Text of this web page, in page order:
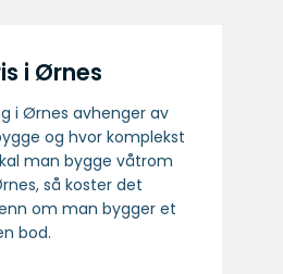
i Ørnes
i Ørnes avhenger av
og hvor komplekst
man bygge våtrom
så koster det
om man bygger et
bod.